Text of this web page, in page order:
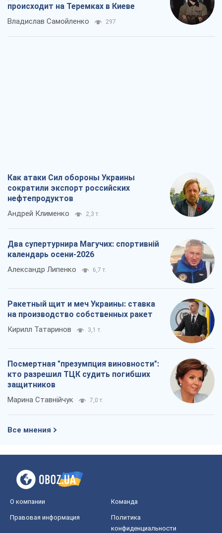
происходит на Теремках в Киеве
Владислав Самойленко 297
Как атаки Сил обороны Украины
сократили экспорт российских
нефтепродуктов
Андрей Клименко 2,3 т.
Два супертурнира Магучих: спортивній
календарь осени-2026
Александр Липенко 6,7 т.
Ракетный щит и меч Украины: ставка
на производство собственных ракет
Кирилл Татаринов 3,1 т.
Посмертная "презумпция виновности":
кто разрешил ТЦК судить погибших
защитников
Марина Ставнійчук 7,0 т.
Все мнения
О компании Команда
Правовая информация
Политика
конфиденциальности